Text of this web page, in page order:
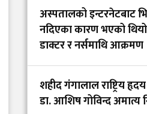
दिए
हेल्थ
अस्पतालको इन्टरनेटबाट
नदिएका कारण भएको
डाक्टर र नर्समाथि आक्रमण
शहीद गंगालाल राष्ट्रिय
डा. आशिष गोविन्द अमात्य